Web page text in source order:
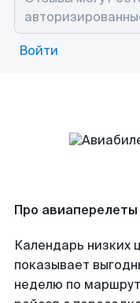
Войти
Про
Календарь низких
показывает
неделю по